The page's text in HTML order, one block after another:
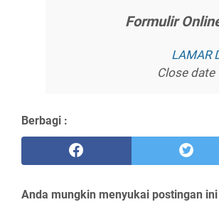
Fоrmulіr
LAMAR
Close date
Berbagi :
Anda mungkin menyukai postingan ini